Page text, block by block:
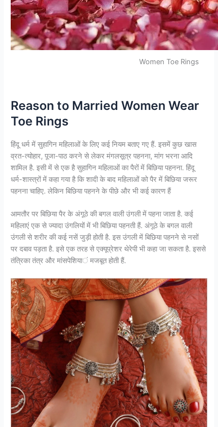
Women Toe Rings
Reason to Married Women Wear
Toe Rings
हिंदू धर्म में सुहागिन महिलाओं के लिए कई नियम बताए गए हैं. इसमें कुछ खास
व्रत-त्‍योहार, पूजा-पाठ करने से लेकर मंगलसूत्र पहनना, मांग भरना आदि
शामिल है. इसी में से एक है सुहागिन महिलाओं का पैरों में बिछिया पहनना. हिंदू
धर्म-शास्‍त्रों में कहा गया है कि शादी के बाद महिलाओं को पैर में बिछिया जरूर
पहनना चाहिए. लेकिन बिछिया पहनने के पीछे और भी कई कारण हैं
आमतौर पर बिछिया पैर के अंगूठे की बगल वाली उंगली में पहना जाता है. कई
महिलाएं एक से ज्‍यादा उंगलियों में भी बिछिया पहनती हैं. अंगूठे के बगल वाली
उंगली से शरीर की कई नसें जुड़ी होती है. इस उंगली में बिछिया पहनने से नसों
पर दबाव पड़ता है. इसे एक तरह से एक्यूप्रेशर थेरेपी भी कहा जा सकता है. इससे
तंत्रिका तंत्र और मांसपेशियां मजबूत होती हैं.